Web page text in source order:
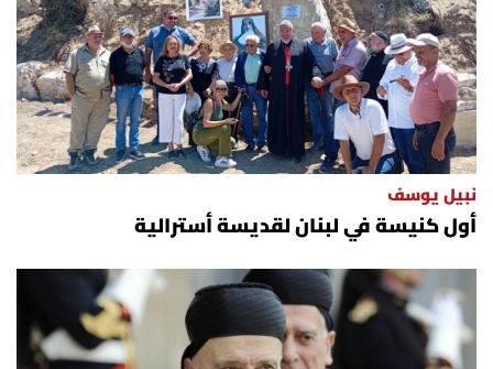
نبيل يوسف
أول كنيسة في لبنان لقديسة أسترالية